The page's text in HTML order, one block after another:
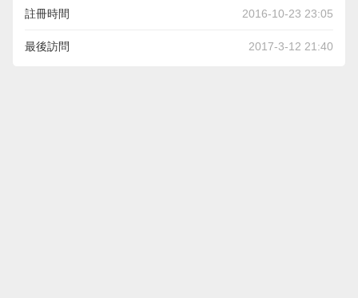
註冊時間 2016-10-23 23:05
最後訪問 2017-3-12 21:40